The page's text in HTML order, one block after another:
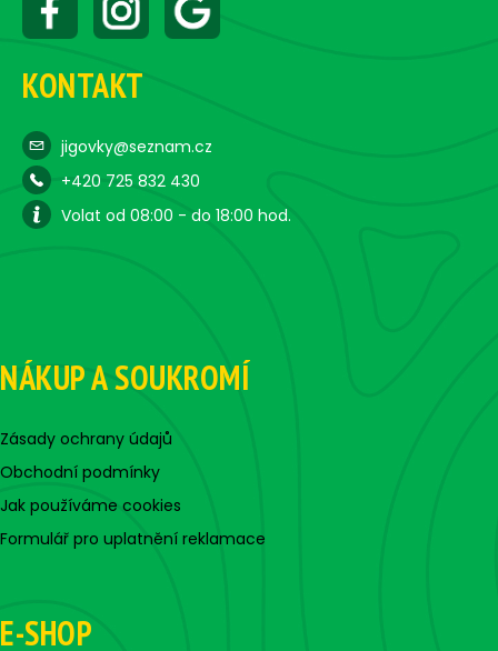
KONTAKT
jigovky@seznam.cz
+420 725 832 430
Volat od 08:00 - do 18:00 hod.
NÁKUP A SOUKROMÍ
Zásady ochrany údajů
Obchodní podmínky
Jak používáme cookies
Formulář pro uplatnění reklamace
E-SHOP